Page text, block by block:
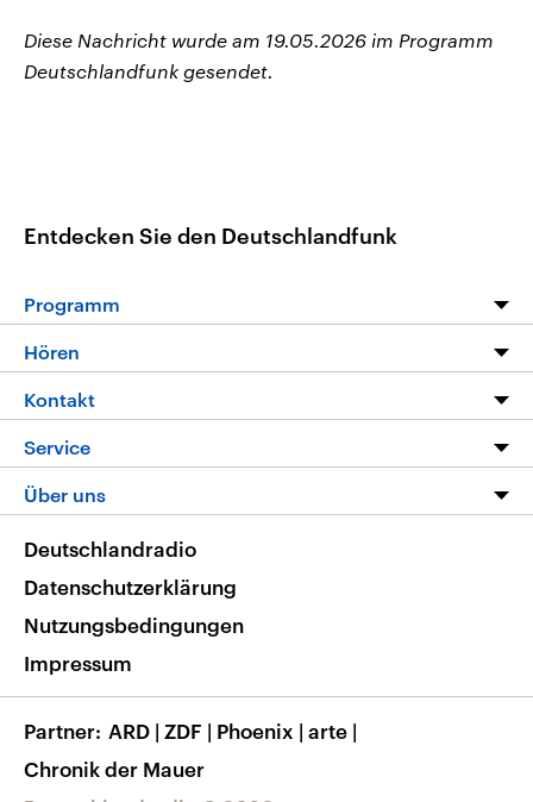
Diese Nachricht wurde am 19.05.2026 im Programm
Deutschlandfunk gesendet.
Entdecken Sie den Deutschlandfunk
Programm
Programm
Die Nachrichten
Nachrichtenleicht
Neue Beiträge auf dlf.de
Hören
Livestream
Podcasts
Deutschlandfunk App
Nachrichten App
Frequenzen
Kontakt
Hörerservice
Service
FAQ
Veranstaltungen
Musikliste
RSS
Über uns
Barrierefreiheit
Deutschlandradio
Datenschutzerklärung
Nutzungsbedingungen
Impressum
Partner ARD | ZDF | Phoenix | arte |
Chronik der Mauer